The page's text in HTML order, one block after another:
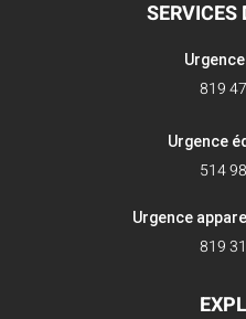
SERVICES
819
Urgence
514
Urgence
819